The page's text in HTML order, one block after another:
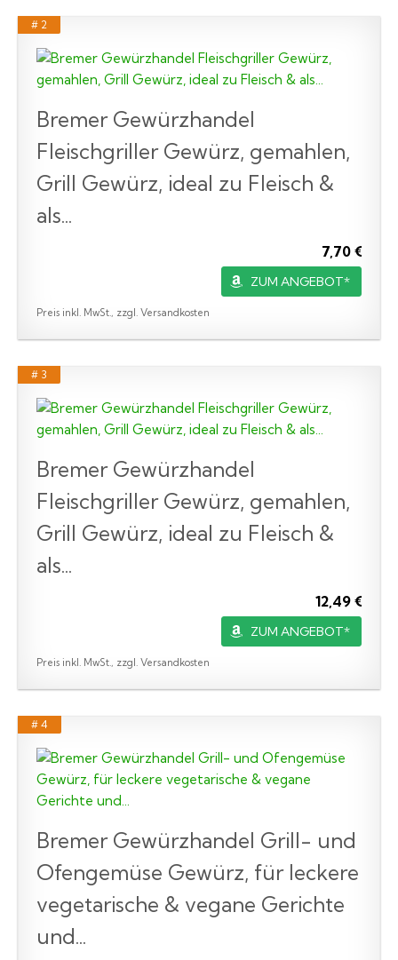
# 2
Bremer Gewürzhandel
Fleischgriller Gewürz, gemahlen,
Grill Gewürz, ideal zu Fleisch &
als...
7,70 €
ZUM ANGEBOT*
Preis inkl. MwSt., zzgl. Versandkosten
# 3
Bremer Gewürzhandel
Fleischgriller Gewürz, gemahlen,
Grill Gewürz, ideal zu Fleisch &
als...
12,49 €
ZUM ANGEBOT*
Preis inkl. MwSt., zzgl. Versandkosten
# 4
Bremer Gewürzhandel Grill- und
Ofengemüse Gewürz, für leckere
vegetarische & vegane Gerichte
und...